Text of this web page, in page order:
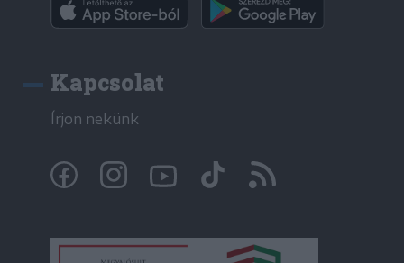
Kapcsolat
Írjon nekünk